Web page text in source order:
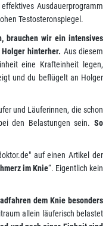
Ausdauerprogramm
Testosteronspiegel.
brauchen wir ein intensives
hinterher. Aus diesem
eine Krafteinheit legen,
und du beflügelt an Holger
und Läuferinnen, die schon
den Belastungen sein. So
auf einen Artikel der
im Knie“. Eigentlich kein
dem Knie besonders
allein läuferisch belastet